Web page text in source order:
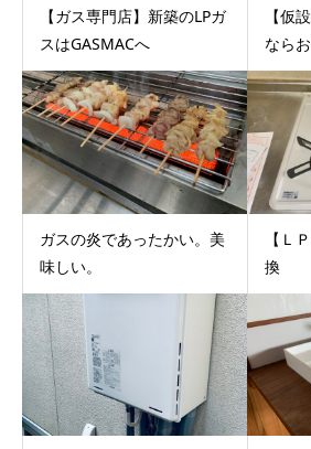
【ガス専門店】新築のLPガ
スはGASMACへ
【仮
なら
ガスの炎であったかい。美
味しい。
【Ｌ
換